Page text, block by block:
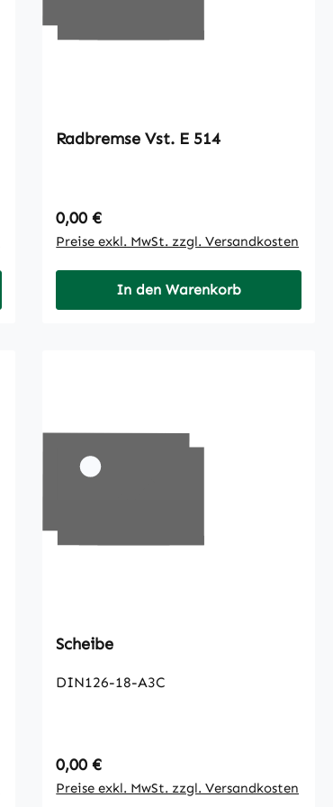
Radbremse Vst. E 514
Regulärer Preis:
0,00 €
Preise exkl. MwSt. zzgl. Versandkosten
In den Warenkorb
Scheibe
DIN126-18-A3C
Regulärer Preis:
0,00 €
Preise exkl. MwSt. zzgl. Versandkosten